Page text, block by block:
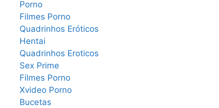
Porno
Filmes Porno
Quadrinhos Eróticos
Hentai
Quadrinhos Eroticos
Sex Prime
Filmes Porno
Xvideo Porno
Bucetas